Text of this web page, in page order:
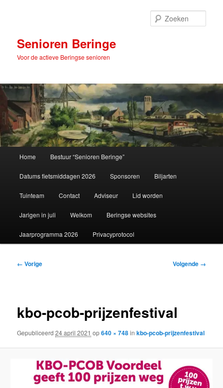
inhoudSenioren Beringe
Voor de actieve Beringse senioren
Home Bestuur “Senioren Beringe”
Datums fietsmiddagen 2026 Sponsoren Biljarten
Tuinteam Contact Adviseur Lid worden
Jarigen in juli Welkom Beringse websites
Jaarprogramma 2026 Privacyprotocol
Afbeeldingsnavigatie
← Vorige Volgende →
kbo-pcob-prijzenfestival
Gepubliceerd24 april 2021 op640 × 748inkbo-pcob-prijzenfestival